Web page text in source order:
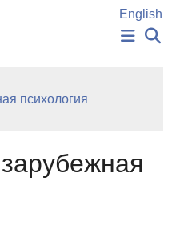
English
СЛОВА
психология